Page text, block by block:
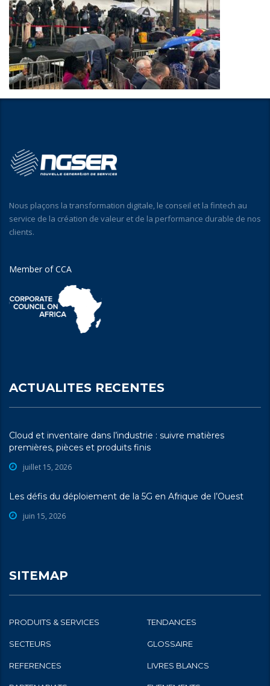
Nous plaçons la transformation digitale, le conseil et la fintech au
service de la création de valeur et de la performance durable de nos
clients.
Member of CCA
ACTUALITES RECENTES
Cloud et inventaire dans l’industrie : suivre matières
premières, pièces et produits finis
juillet 15, 2026
Les défis du déploiement de la 5G en Afrique de l’Ouest
juin 15, 2026
SITEMAP
PRODUITS & SERVICES TENDANCES
SECTEURS GLOSSAIRE
REFERENCES LIVRES BLANCS